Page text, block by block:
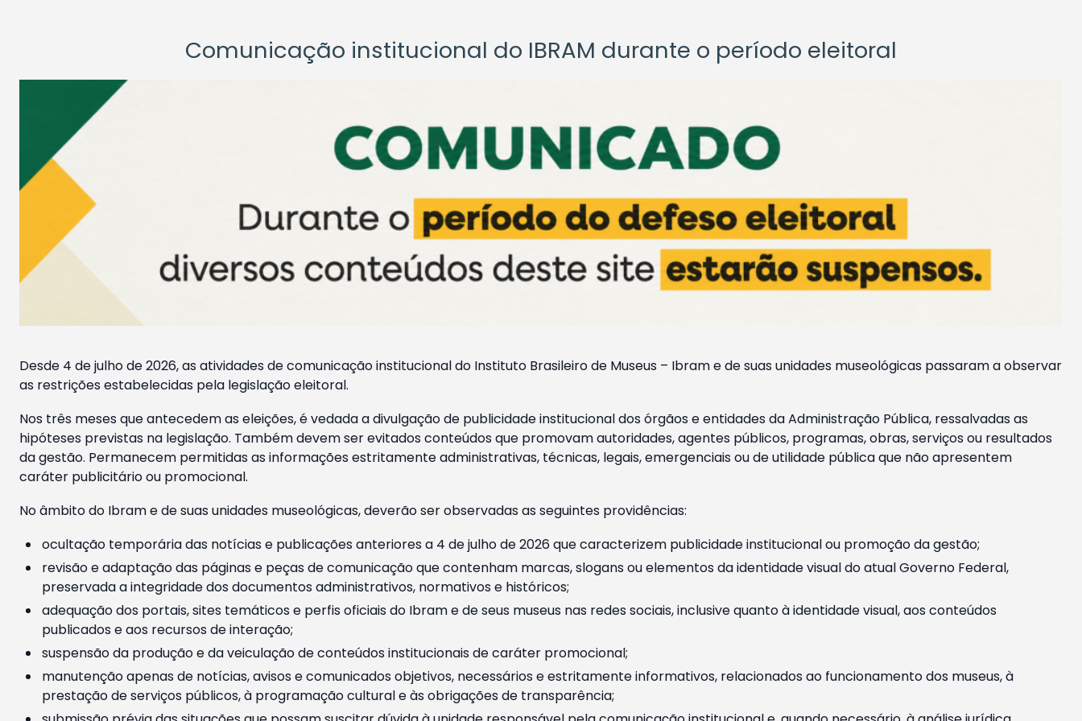
Comunicação institucional do IBRAM durante o período eleitoral
Desde 4 de julho de 2026, as atividades de comunicação institucional do Instituto Brasileiro de Museus – Ibram e de suas unidades museológicas passaram a observar
as restrições estabelecidas pela legislação eleitoral.
Nos três meses que antecedem as eleições, é vedada a divulgação de publicidade institucional dos órgãos e entidades da Administração Pública, ressalvadas as
hipóteses previstas na legislação. Também devem ser evitados conteúdos que promovam autoridades, agentes públicos, programas, obras, serviços ou resultados
da gestão. Permanecem permitidas as informações estritamente administrativas, técnicas, legais, emergenciais ou de utilidade pública que não apresentem
caráter publicitário ou promocional.
No âmbito do Ibram e de suas unidades museológicas, deverão ser observadas as seguintes providências:
ocultação temporária das notícias e publicações anteriores a 4 de julho de 2026 que caracterizem publicidade institucional ou promoção da gestão;
revisão e adaptação das páginas e peças de comunicação que contenham marcas, slogans ou elementos da identidade visual do atual Governo Federal,
preservada a integridade dos documentos administrativos, normativos e históricos;
adequação dos portais, sites temáticos e perfis oficiais do Ibram e de seus museus nas redes sociais, inclusive quanto à identidade visual, aos conteúdos
publicados e aos recursos de interação;
suspensão da produção e da veiculação de conteúdos institucionais de caráter promocional;
manutenção apenas de notícias, avisos e comunicados objetivos, necessários e estritamente informativos, relacionados ao funcionamento dos museus, à
prestação de serviços públicos, à programação cultural e às obrigações de transparência;